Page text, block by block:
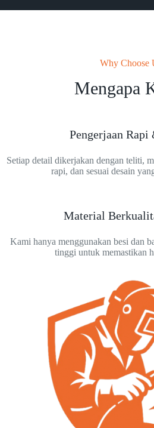
Why Choose
Mengapa
Pengerjaan Rapi
Setiap detail dikerjakan dengan teliti,
rapi, dan sesuai desain
Material
Kami hanya menggunakan besi dan
tinggi untuk memastikan